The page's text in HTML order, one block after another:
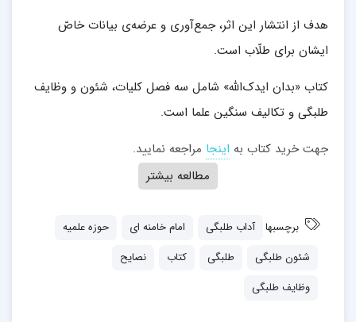
هدف از انتشار این اثر، جمع‌آوری و عرضه‌ی بیانات خاصّ
ایشان برای طلّاب است.
کتاب «بدان ایدک‌الله» شامل سه فصل کلیات، شئون و وظایف
طلبگی و تکالیف سنگین علما است.
جهت خرید کتاب به اینجا مراجعه نمایید.
مطالعه بیشتر
برچسبها آداب طلبگی‎ امام خامنه ای
حوزه علمیه
شئون طلبگی
طلبگی کتاب
نصایح
وظایف طلبگی